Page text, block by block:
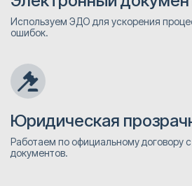
Используем ЭДО для ускорения
ошибок.
Юридическая
Работаем по официальному договору
документов.